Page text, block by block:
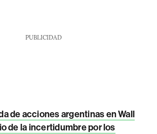
PUBLICIDAD
de acciones argentinas en Wall
de la incertidumbre por los